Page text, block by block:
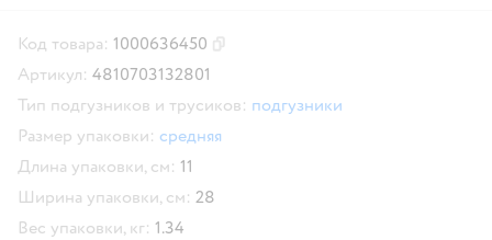
Код товара: 1000636450
Артикул: 4810703132801
Тип подгузников и трусиков: подгузники
Размер упаковки: средняя
Длина упаковки, см: 11
Ширина упаковки, см: 28
Вес упаковки, кг: 1.34